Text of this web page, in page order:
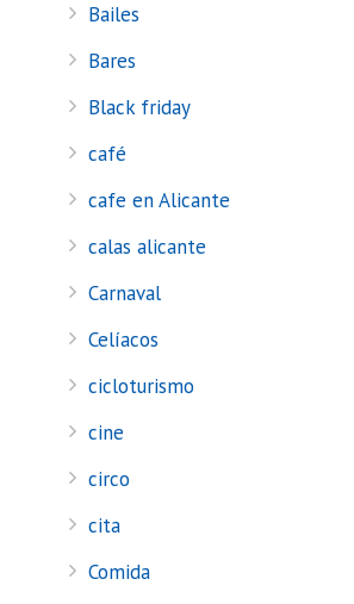
Bailes
Bares
Black friday
café
cafe en Alicante
calas alicante
Carnaval
Celíacos
cicloturismo
cine
circo
cita
Comida